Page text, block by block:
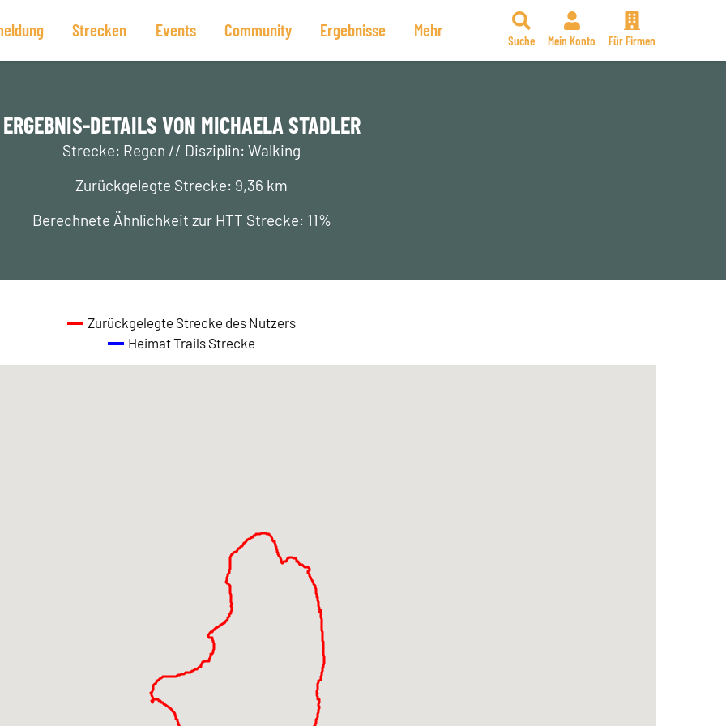
Strecken Events Community Ergebnisse Mehr
Suche Mein Konto Für Firmen
ERGEBNIS-DETAILS VON MICHAELA STADLER
Strecke: Regen // Disziplin: Walking
Zurückgelegte Strecke: 9,36 km
Berechnete Ähnlichkeit zur HTT Strecke: 11%
Zurückgelegte Strecke des Nutzers
Heimat Trails Strecke